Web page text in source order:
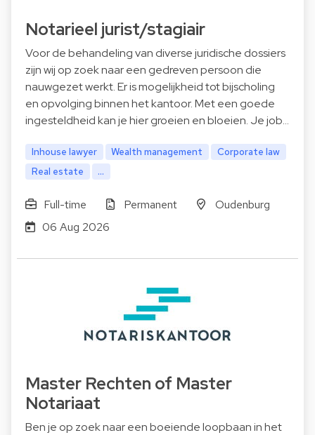
Notarieel jurist/stagiair
Voor de behandeling van diverse juridische dossiers
zijn wij op zoek naar een gedreven persoon die
nauwgezet werkt. Er is mogelijkheid tot bijscholing
en opvolging binnen het kantoor. Met een goede
ingesteldheid kan je hier groeien en bloeien. Je job…
Inhouse lawyer Wealth management
Corporate law
Real estate
...
Full-time Permanent
Oudenburg
06 Aug 2026
Master Rechten of Master
Notariaat
Ben je op zoek naar een boeiende loopbaan in het